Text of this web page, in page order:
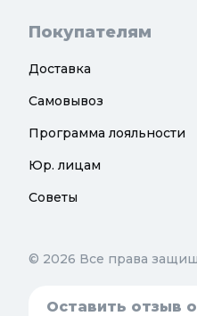
Покупателям
Доставка
Самовывоз
Программа лояльности
Юр. лицам
Советы
© 2026 Все права
Оставить отзыв